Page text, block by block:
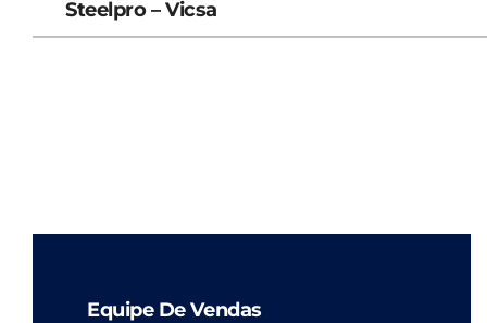
Steelpro – Vicsa
Equipe De Vendas